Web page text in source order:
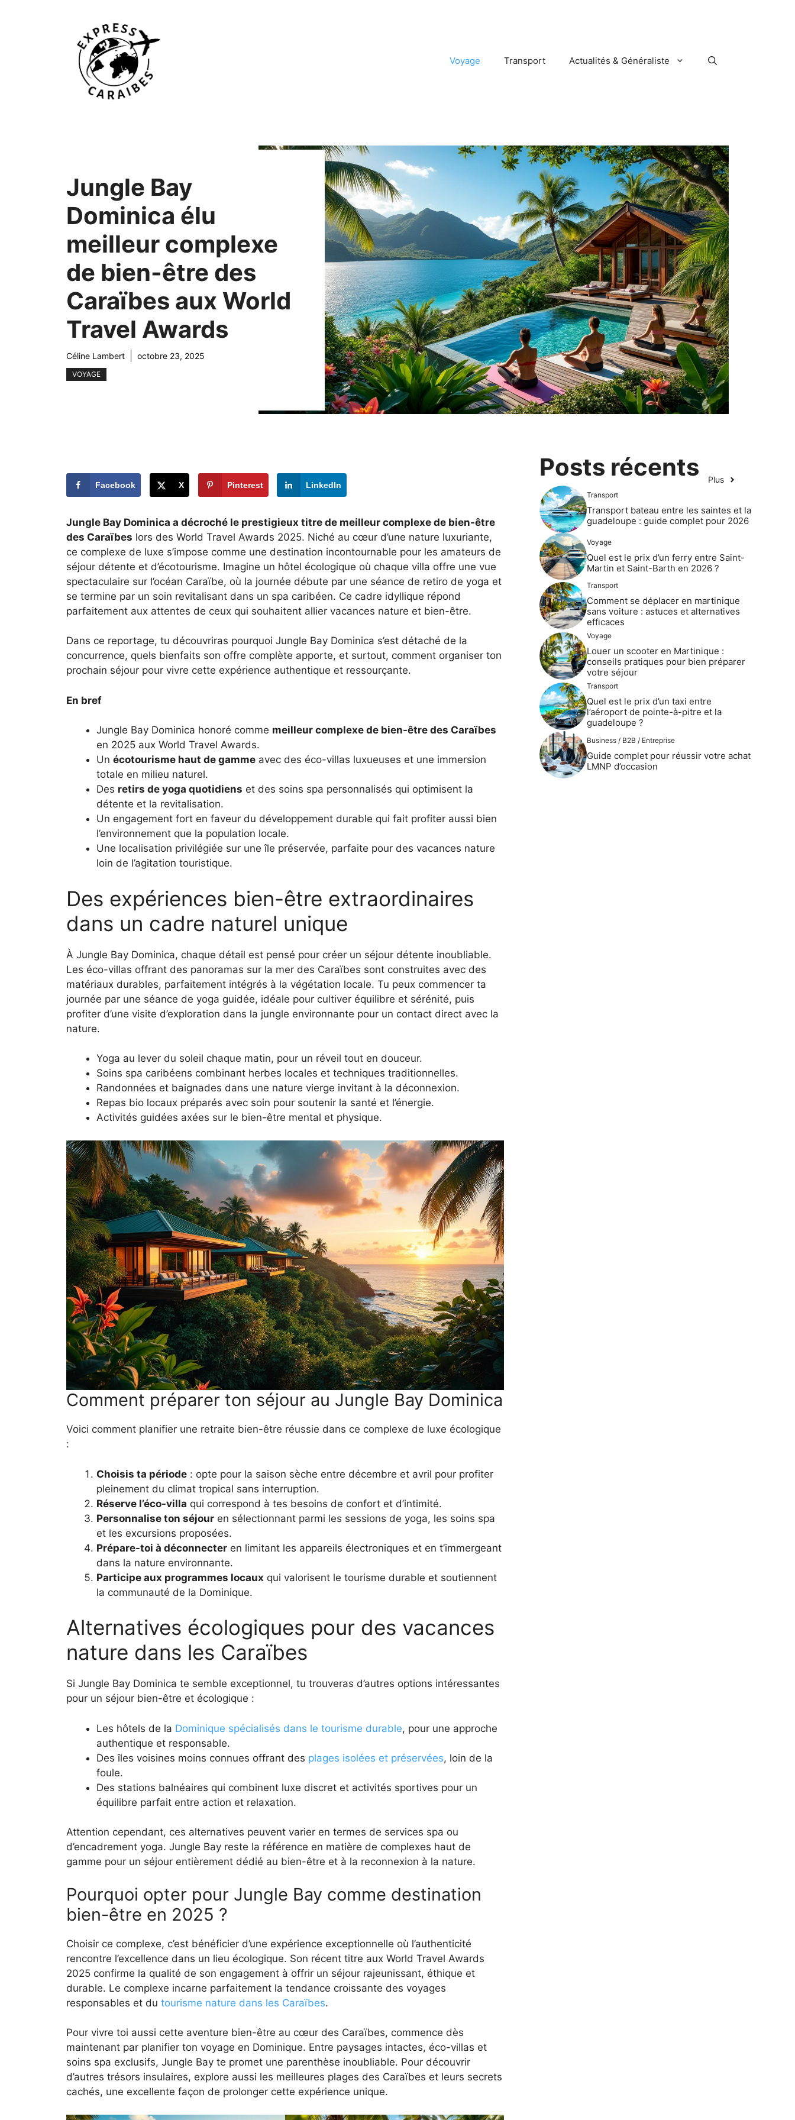
Voyage Transport Actualités & Généraliste
Jungle Bay
Dominica élu
meilleur complexe
de bien-être des
Caraïbes aux World
Travel Awards
Céline Lambert octobre 23, 2025
VOYAGE
Facebook X Pinterest LinkedIn
Jungle Bay Dominica a décroché le prestigieux titre de meilleur complexe de bien-être
des Caraïbes lors des World Travel Awards 2025. Niché au cœur d’une nature luxuriante,
ce complexe de luxe s’impose comme une destination incontournable pour les amateurs de
séjour détente et d’écotourisme. Imagine un hôtel écologique où chaque villa offre une vue
spectaculaire sur l’océan Caraïbe, où la journée débute par une séance de retiro de yoga et
se termine par un soin revitalisant dans un spa caribéen. Ce cadre idyllique répond
parfaitement aux attentes de ceux qui souhaitent allier vacances nature et bien-être.
Dans ce reportage, tu découvriras pourquoi Jungle Bay Dominica s’est détaché de la
concurrence, quels bienfaits son offre complète apporte, et surtout, comment organiser ton
prochain séjour pour vivre cette expérience authentique et ressourçante.
En bref
Jungle Bay Dominica honoré comme meilleur complexe de bien-être des Caraïbes
en 2025 aux World Travel Awards.
Un écotourisme haut de gamme avec des éco-villas luxueuses et une immersion
totale en milieu naturel.
Des retirs de yoga quotidiens et des soins spa personnalisés qui optimisent la
détente et la revitalisation.
Un engagement fort en faveur du développement durable qui fait profiter aussi bien
l’environnement que la population locale.
Une localisation privilégiée sur une île préservée, parfaite pour des vacances nature
loin de l’agitation touristique.
Des expériences bien-être extraordinaires
dans un cadre naturel unique
À Jungle Bay Dominica, chaque détail est pensé pour créer un séjour détente inoubliable.
Les éco-villas offrant des panoramas sur la mer des Caraïbes sont construites avec des
matériaux durables, parfaitement intégrés à la végétation locale. Tu peux commencer ta
journée par une séance de yoga guidée, idéale pour cultiver équilibre et sérénité, puis
profiter d’une visite d’exploration dans la jungle environnante pour un contact direct avec la
nature.
Yoga au lever du soleil chaque matin, pour un réveil tout en douceur.
Soins spa caribéens combinant herbes locales et techniques traditionnelles.
Randonnées et baignades dans une nature vierge invitant à la déconnexion.
Repas bio locaux préparés avec soin pour soutenir la santé et l’énergie.
Activités guidées axées sur le bien-être mental et physique.
Comment préparer ton séjour au Jungle Bay Dominica
Voici comment planifier une retraite bien-être réussie dans ce complexe de luxe écologique
:
Choisis ta période : opte pour la saison sèche entre décembre et avril pour profiter
pleinement du climat tropical sans interruption.
Réserve l’éco-villa qui correspond à tes besoins de confort et d’intimité.
Personnalise ton séjour en sélectionnant parmi les sessions de yoga, les soins spa
et les excursions proposées.
Prépare-toi à déconnecter en limitant les appareils électroniques et en t’immergeant
dans la nature environnante.
Participe aux programmes locaux qui valorisent le tourisme durable et soutiennent
la communauté de la Dominique.
Alternatives écologiques pour des vacances
nature dans les Caraïbes
Si Jungle Bay Dominica te semble exceptionnel, tu trouveras d’autres options intéressantes
pour un séjour bien-être et écologique :
Les hôtels de la Dominique spécialisés dans le tourisme durable, pour une approche
authentique et responsable.
Des îles voisines moins connues offrant des plages isolées et préservées, loin de la
foule.
Des stations balnéaires qui combinent luxe discret et activités sportives pour un
équilibre parfait entre action et relaxation.
Attention cependant, ces alternatives peuvent varier en termes de services spa ou
d’encadrement yoga. Jungle Bay reste la référence en matière de complexes haut de
gamme pour un séjour entièrement dédié au bien-être et à la reconnexion à la nature.
Pourquoi opter pour Jungle Bay comme destination
bien-être en 2025 ?
Choisir ce complexe, c’est bénéficier d’une expérience exceptionnelle où l’authenticité
rencontre l’excellence dans un lieu écologique. Son récent titre aux World Travel Awards
2025 confirme la qualité de son engagement à offrir un séjour rajeunissant, éthique et
durable. Le complexe incarne parfaitement la tendance croissante des voyages
responsables et du tourisme nature dans les Caraïbes.
Pour vivre toi aussi cette aventure bien-être au cœur des Caraïbes, commence dès
maintenant par planifier ton voyage en Dominique. Entre paysages intactes, éco-villas et
soins spa exclusifs, Jungle Bay te promet une parenthèse inoubliable. Pour découvrir
d’autres trésors insulaires, explore aussi les meilleures plages des Caraïbes et leurs secrets
cachés, une excellente façon de prolonger cette expérience unique.
Posts récents Plus
Transport
Transport bateau entre les saintes et la
guadeloupe : guide complet pour 2026
Voyage
Quel est le prix d’un ferry entre Saint-
Martin et Saint-Barth en 2026 ?
Transport
Comment se déplacer en martinique
sans voiture : astuces et alternatives
efficaces
Voyage
Louer un scooter en Martinique :
conseils pratiques pour bien préparer
votre séjour
Transport
Quel est le prix d’un taxi entre
l’aéroport de pointe-à-pitre et la
guadeloupe ?
Business / B2B / Entreprise
Guide complet pour réussir votre achat
LMNP d’occasion